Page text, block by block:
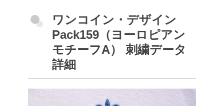
ワンコイン・デザイン
Pack159（ヨーロピアン
モチーフA） 刺繍データ
詳細